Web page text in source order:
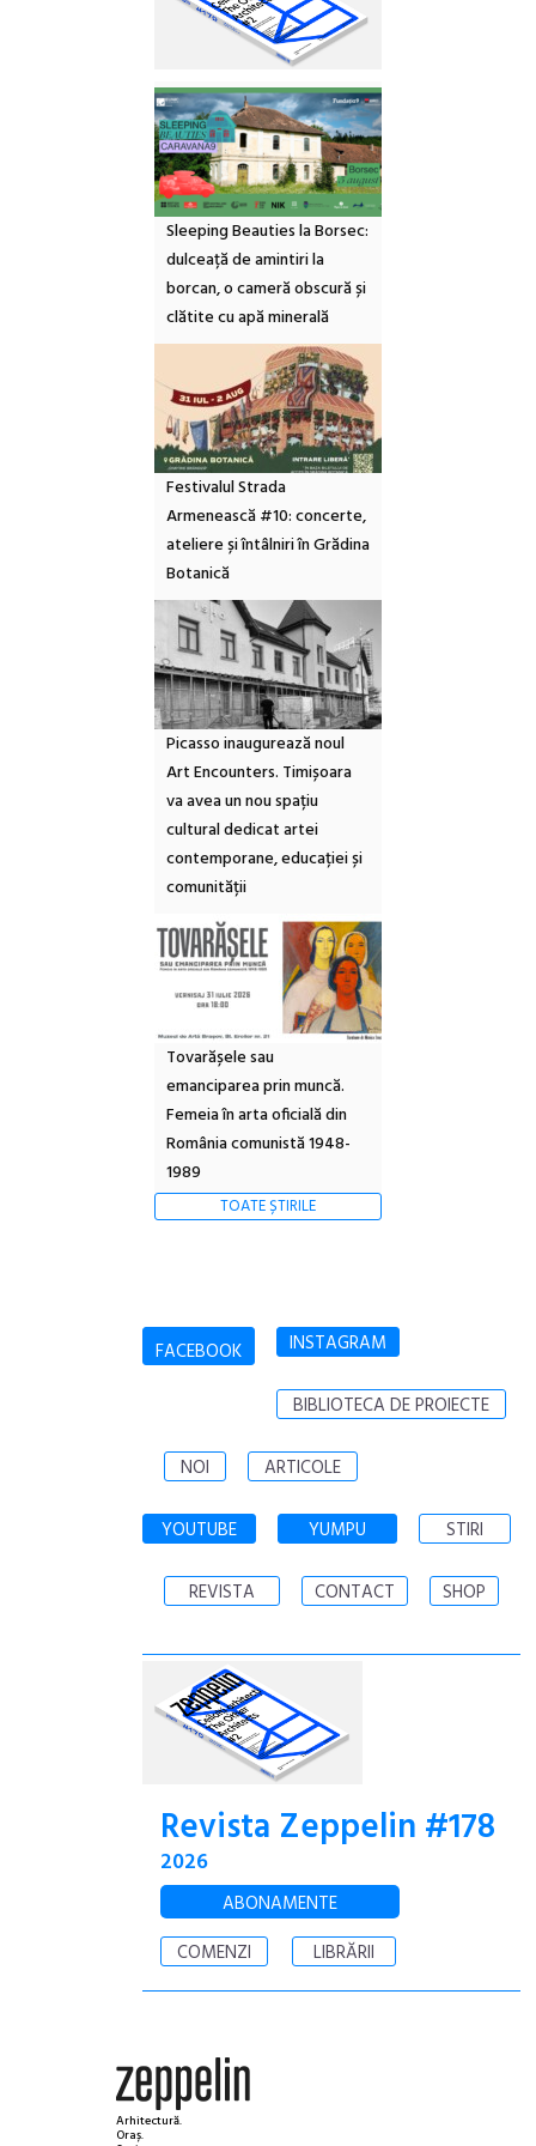
Sleeping Beauties la Borsec:
dulceață de amintiri la
borcan, o cameră obscură și
clătite cu apă minerală
Festivalul Strada
Armenească #10: concerte,
ateliere și întâlniri în Grădina
Botanică
Picasso inaugurează noul
Art Encounters. Timișoara
va avea un nou spațiu
cultural dedicat artei
contemporane, educației și
comunității
Tovarășele sau
emanciparea prin muncă.
Femeia în arta oficială din
România comunistă 1948-
1989
TOATE ȘTIRILE
FACEBOOK INSTAGRAM
BIBLIOTECA DE PROIECTE
NOI ARTICOLE
YOUTUBE YUMPU STIRI
REVISTA CONTACT SHOP
Revista Zeppelin #178
2026
ABONAMENTE
COMENZI
LIBRĂRII
Arhitectură.
Oraș.